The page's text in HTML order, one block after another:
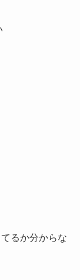
るか分からな